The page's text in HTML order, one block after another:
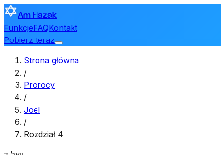
Am Hazak
FunkcjeFAQKontakt
Pobierz teraz
Strona główna
/
Prorocy
/
Joel
/
Rozdział 4